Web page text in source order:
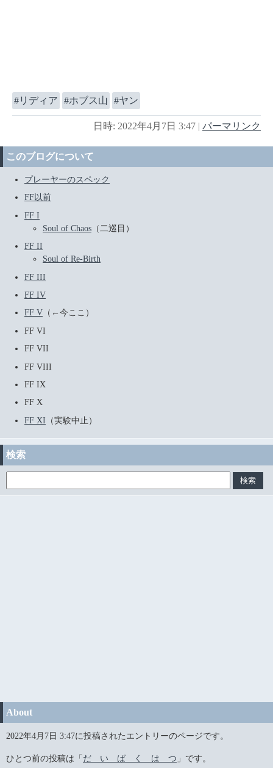
リディア ホブス山 ヤン
日時: 2022年4月7日 3:47 | パーマリンク
このブログについて
プレーヤーのスペック
FF以前
FF I
Soul of Chaos （二巡目）
FF II
Soul of Re-Birth
FF III
FF IV
FF V （←今ここ）
FF VI
FF VII
FF VIII
FF IX
FF X
FF XI （実験中止）
検索
About
2022年4月7日 3:47に投稿されたエントリーのページです。
ひとつ前の投稿は「 だ い ば く は つ 」です。